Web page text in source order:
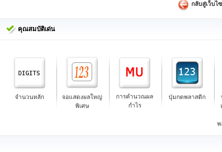
กลับสู่เว็บไ
คุณสมบัติเด่น
จำนวนหลัก
จอแสดงผลใหญ่
พิเศษ
การคำนวณผล
กำไร
ปุ่มกดพลาสติก
พ